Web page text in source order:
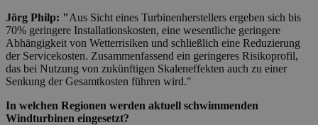
Jörg Philp: "Aus Sicht eines Turbinenherstellers ergeben sich bis
70% geringere Installationskosten, eine wesentliche geringere
Abhängigkeit von Wetterrisiken und schließlich eine Reduzierung
der Servicekosten. Zusammenfassend ein geringeres Risikoprofil,
das bei Nutzung von zukünftigen Skaleneffekten auch zu einer
Senkung der Gesamtkosten führen wird."
In welchen Regionen werden aktuell schwimmenden
Windturbinen eingesetzt?